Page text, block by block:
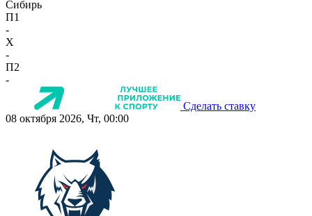
Сибирь
П1
-
X
-
П2
-
Сделать ставку
08 октября 2026, Чт, 00:00